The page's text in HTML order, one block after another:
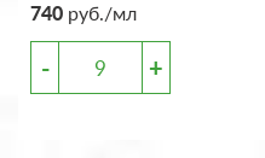
740 руб./мл
- +